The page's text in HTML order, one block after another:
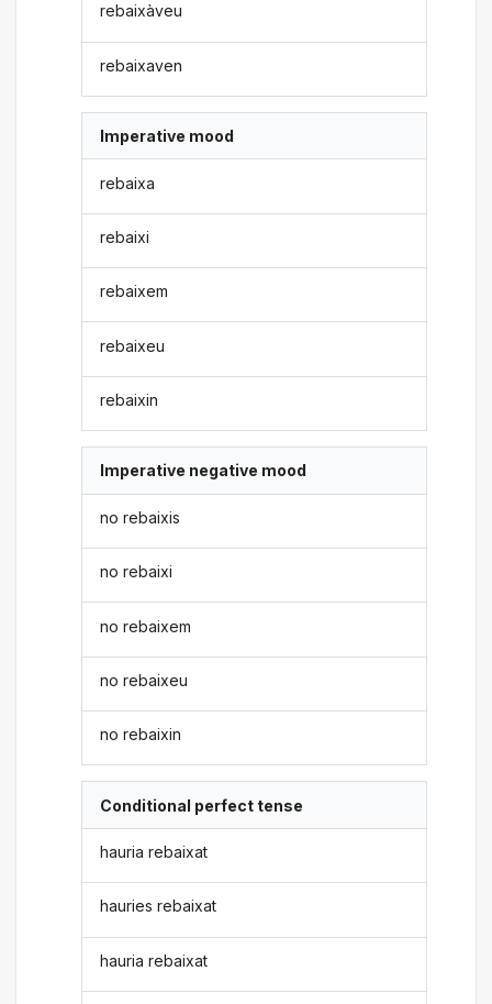
rebaixàveu
rebaixaven
Imperative mood
rebaixa
rebaixi
rebaixem
rebaixeu
rebaixin
Imperative negative mood
no rebaixis
no rebaixi
no rebaixem
no rebaixeu
no rebaixin
Conditional perfect tense
hauria rebaixat
hauries rebaixat
hauria rebaixat